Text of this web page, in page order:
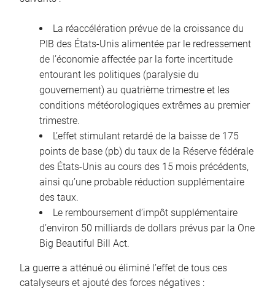
La réaccélération prévue de la croissance du
PIB des États-Unis alimentée par le redressement
de l’économie affectée par la forte incertitude
entourant les politiques (paralysie du
gouvernement) au quatrième trimestre et les
conditions météorologiques extrêmes au premier
trimestre.
L’effet stimulant retardé de la baisse de 175
points de base (pb) du taux de la Réserve fédérale
des États-Unis au cours des 15 mois précédents,
ainsi qu’une probable réduction supplémentaire
des taux.
Le remboursement d’impôt supplémentaire
d’environ 50 milliards de dollars prévus par la One
Big Beautiful Bill Act.
La guerre a atténué ou éliminé l’effet de tous ces
catalyseurs et ajouté des forces négatives :